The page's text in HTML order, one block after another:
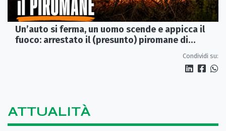
Un’auto si ferma, un uomo scende e appicca il
fuoco: arrestato il (presunto) piromane di
Condividi su:
ATTUALITÀ